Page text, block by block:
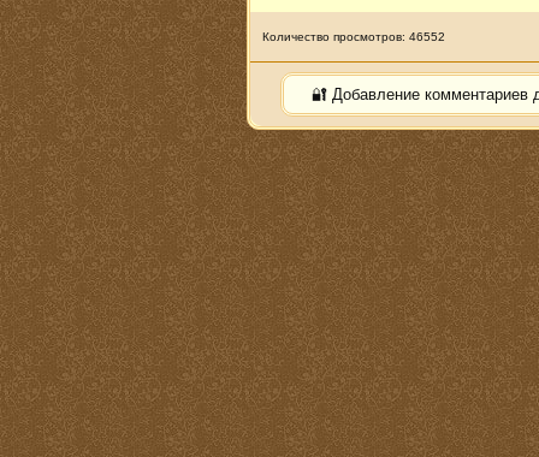
Количество просмотров: 46552
🔐 Добавление комментариев